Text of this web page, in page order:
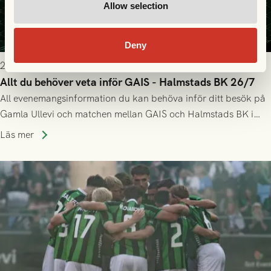
Allow selection
Deny
2026-07-25 9:00
Allt du behöver veta inför GAIS - Halmstads BK 26/7
All evenemangsinformation du kan behöva inför ditt besök på
Gamla Ullevi och matchen mellan GAIS och Halmstads BK i
Allsvenskan! Avspark kl 16.30 på söndag 26/7.
Läs mer